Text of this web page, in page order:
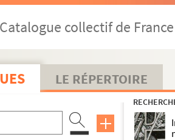
Catalogue collectif de France
LE RÉPERTOIRE